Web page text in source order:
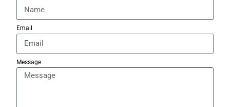
Email
Message